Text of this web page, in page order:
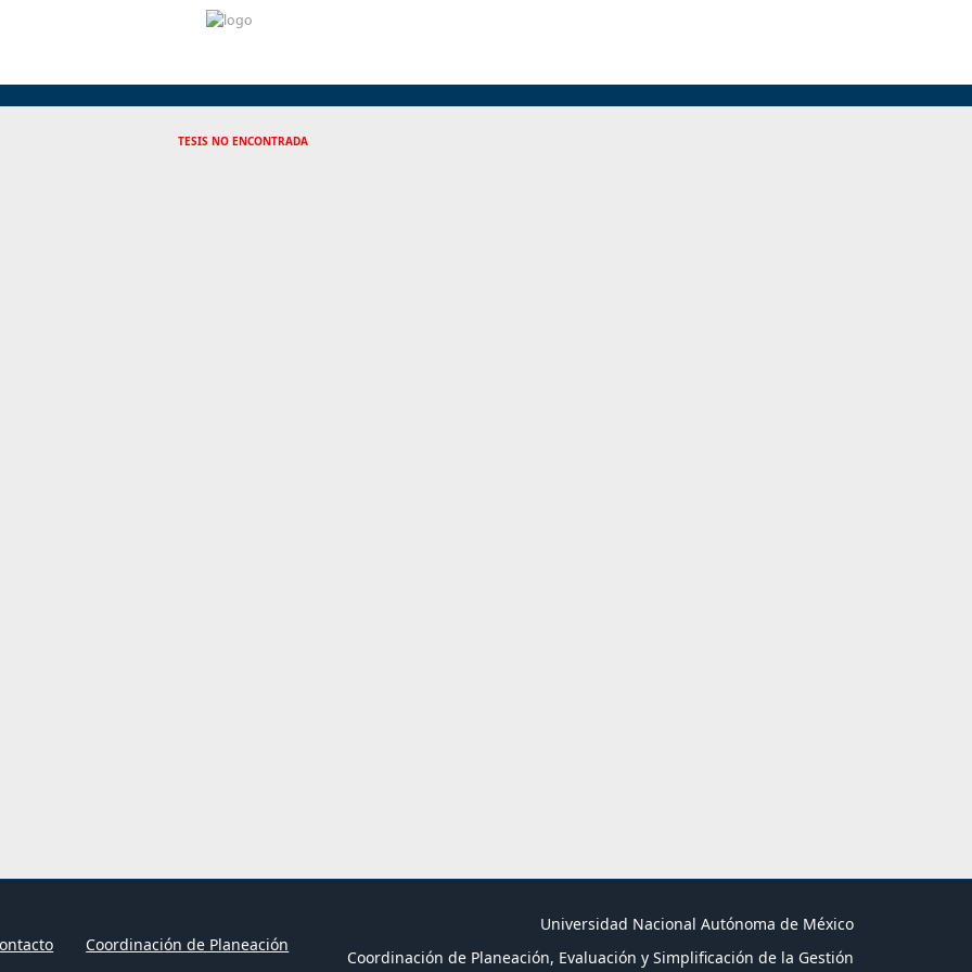
TESIS NO ENCONTRADA
Coordinación de Planeación
Universidad Nacional Autónoma de México
Coordinación de Planeación, Evaluación y Simplificación de la Gestión